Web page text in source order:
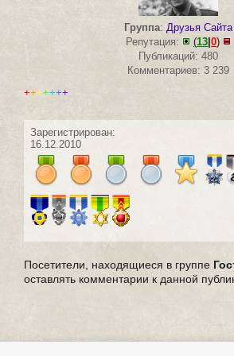
Группа: Друзья Сайта
Репутация:
(13|0)
Публикаций: 480
Комментариев: 3 239
+++++++
Зарегистрирован:
16.12.2010
Посетители, находящиеся в группе
оставлять комментарии к данной